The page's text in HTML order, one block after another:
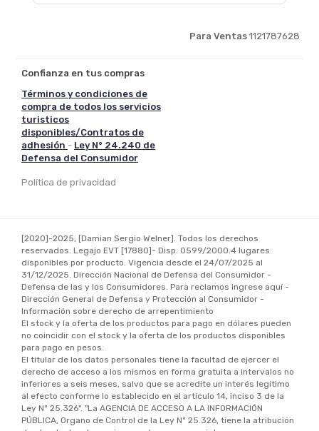
Para Ventas 1121787628
Confianza en tus compras
Términos y condiciones de
compra de todos los servicios
turisticos
disponibles/Contratos de
adhesión - Ley N° 24.240 de
Defensa del Consumidor
Política de privacidad
[2020]-2025, [Damian Sergio Welner]. Todos los derechos
reservados. Legajo EVT [17880]- Disp. 0599/2000.4 lugares
disponibles por producto. Vigencia desde el 24/07/2025 al
31/12/2025. Dirección Nacional de Defensa del Consumidor -
Defensa de las y los Consumidores. Para reclamos ingrese aquí -
Dirección General de Defensa y Protección al Consumidor -
Información sobre derecho de arrepentimiento
El stock y la oferta de los productos para pago en dólares pueden
no coincidir con el stock y la oferta de los productos disponibles
para pago en pesos.
El titular de los datos personales tiene la facultad de ejercer el
derecho de acceso a los mismos en forma gratuita a intervalos no
inferiores a seis meses, salvo que se acredite un interés legítimo
al efecto conforme lo establecido en el artículo 14, inciso 3 de la
Ley Nº 25.326". "La AGENCIA DE ACCESO A LA INFORMACIÓN
PÚBLICA, Organo de Control de la Ley Nº 25.326, tiene la atribución